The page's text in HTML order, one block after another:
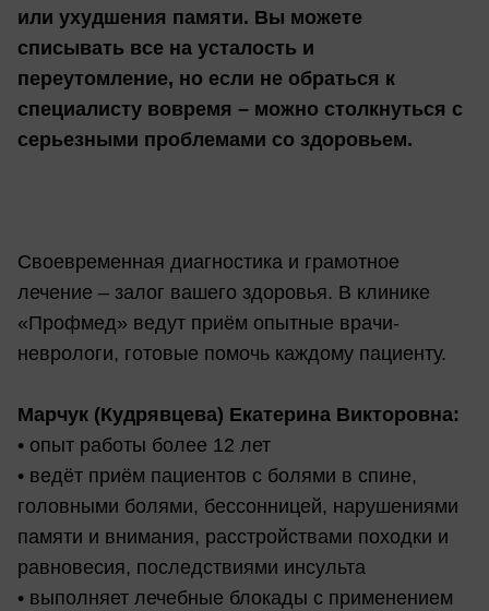
или ухудшения памяти. Вы можете
списывать все на усталость и
переутомление, но если не обраться к
специалисту вовремя – можно столкнуться с
серьезными проблемами со здоровьем.
Своевременная диагностика и грамотное
лечение – залог вашего здоровья. В клинике
«Профмед» ведут приём опытные врачи-
неврологи, готовые помочь каждому пациенту.
Марчук (Кудрявцева) Екатерина Викторовна:
• опыт работы более 12 лет
• ведёт приём пациентов с болями в спине,
головными болями, бессонницей, нарушениями
памяти и внимания, расстройствами походки и
равновесия, последствиями инсульта
• выполняет лечебные блокады с применением